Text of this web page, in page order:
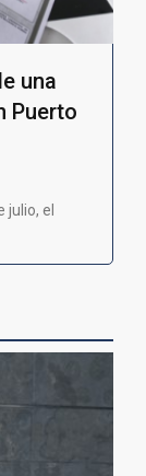
una
Puerto
el